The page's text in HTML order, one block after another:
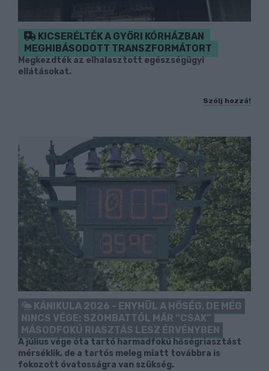
KICSERÉLTÉK A GYŐRI KÓRHÁZBAN
MEGHIBÁSODOTT TRANSZFORMÁTORT
Megkezdték az elhalasztott egészségügyi
ellátásokat.
Szólj hozzá!
KÁNIKULA 2026 - ENYHÜL A HŐSÉG, DE MÉG
NINCS VÉGE: SZOMBATTÓL MÁR “CSAK”
MÁSODFOKÚ RIASZTÁS LESZ ÉRVÉNYBEN
A július vége óta tartó harmadfokú hőségriasztást
mérséklik, de a tartós meleg miatt továbbra is
fokozott óvatosságra van szükség.